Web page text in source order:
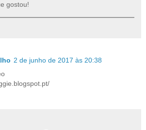
gostou!
2 de junho de 2017 às 20:38